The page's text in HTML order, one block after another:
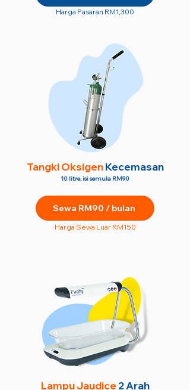
Harga Pasaran RM1,300
Tangki OksigenKecemasan
10 litre, isi semula RM90
Sewa RM90 / bulan
Harga Sewa Luar RM150
Lampu Jaudice 2 Arah